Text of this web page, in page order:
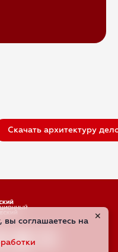
Скачать архитектуру
вы соглашаетесь на
✕